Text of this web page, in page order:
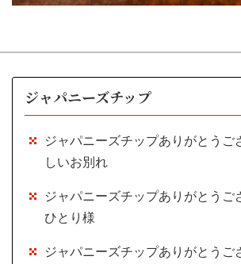
ジャパニーズチップ
ジャパニーズチップありがとうご
しいお別れ
ジャパニーズチップありがとうご
ひとり様
ジャパニーズチップありがとうご